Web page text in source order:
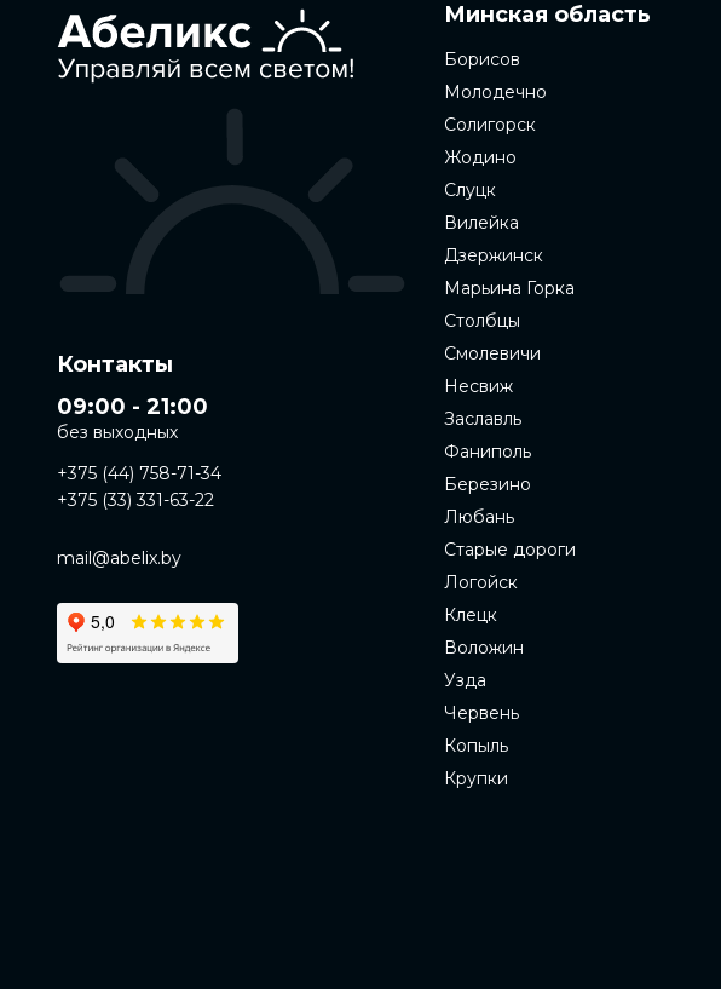
Контакты
09:00 - 21:00
без выходных
+375 (44) 758-71-34
+375 (33) 331-63-22
mail@abelix.by
Минская область
Борисов
Молодечно
Солигорск
Жодино
Слуцк
Вилейка
Дзержинск
Марьина Горка
Столбцы
Смолевичи
Несвиж
Заславль
Фаниполь
Березино
Любань
Старые дороги
Логойск
Клецк
Воложин
Узда
Червень
Копыль
Крупки